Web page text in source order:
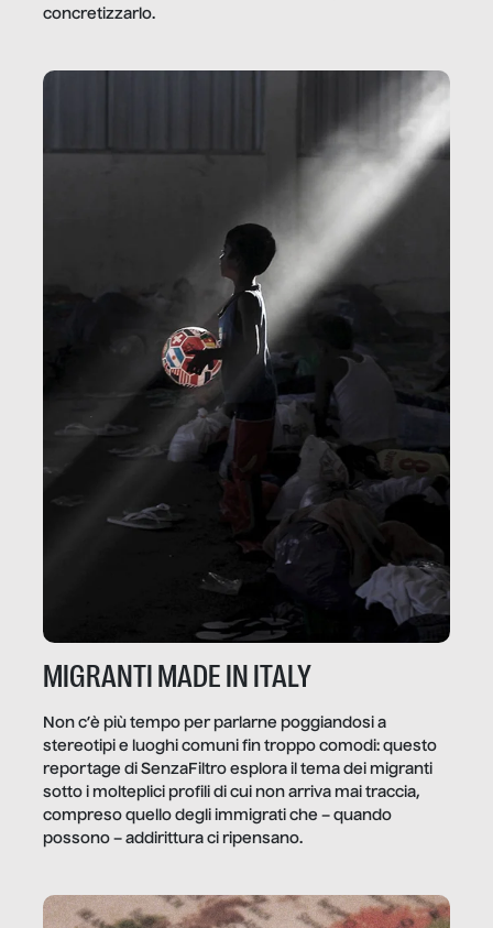
concretizzarlo.
MIGRANTI MADE IN ITALY
Non c’è più tempo per parlarne poggiandosi a
stereotipi e luoghi comuni fin troppo comodi: questo
reportage di SenzaFiltro esplora il tema dei migranti
sotto i molteplici profili di cui non arriva mai traccia,
compreso quello degli immigrati che – quando
possono – addirittura ci ripensano.